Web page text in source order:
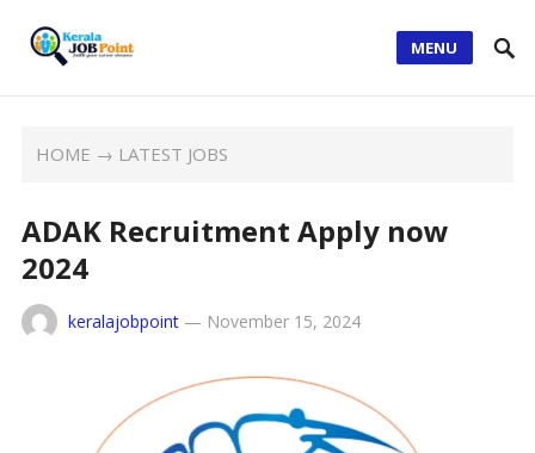
MENU
HOME → LATEST JOBS
ADAK Recruitment Apply now
2024
keralajobpoint— November 15, 2024